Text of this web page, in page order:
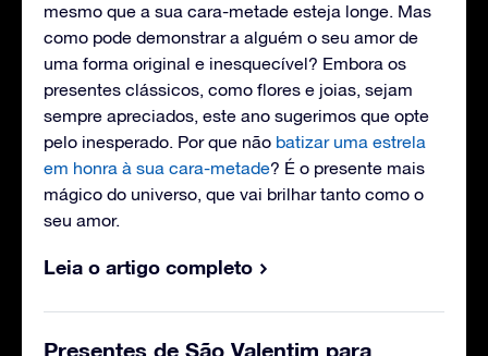
mesmo que a sua cara-metade esteja longe. Mas
como pode demonstrar a alguém o seu amor de
uma forma original e inesquecível? Embora os
presentes clássicos, como flores e joias, sejam
sempre apreciados, este ano sugerimos que opte
pelo inesperado. Por que não batizar uma estrela
em honra à sua cara-metade? É o presente mais
mágico do universo, que vai brilhar tanto como o
seu amor.
Leia o artigo completo
Presentes de São Valentim para